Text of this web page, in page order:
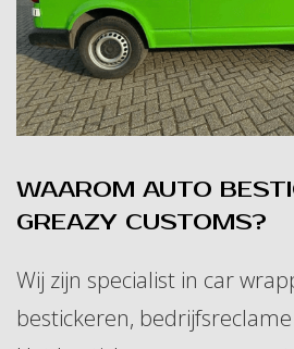
WAAROM AUTO
GREAZY CUSTOMS?
Wij zijn specialist in car
bestickeren,